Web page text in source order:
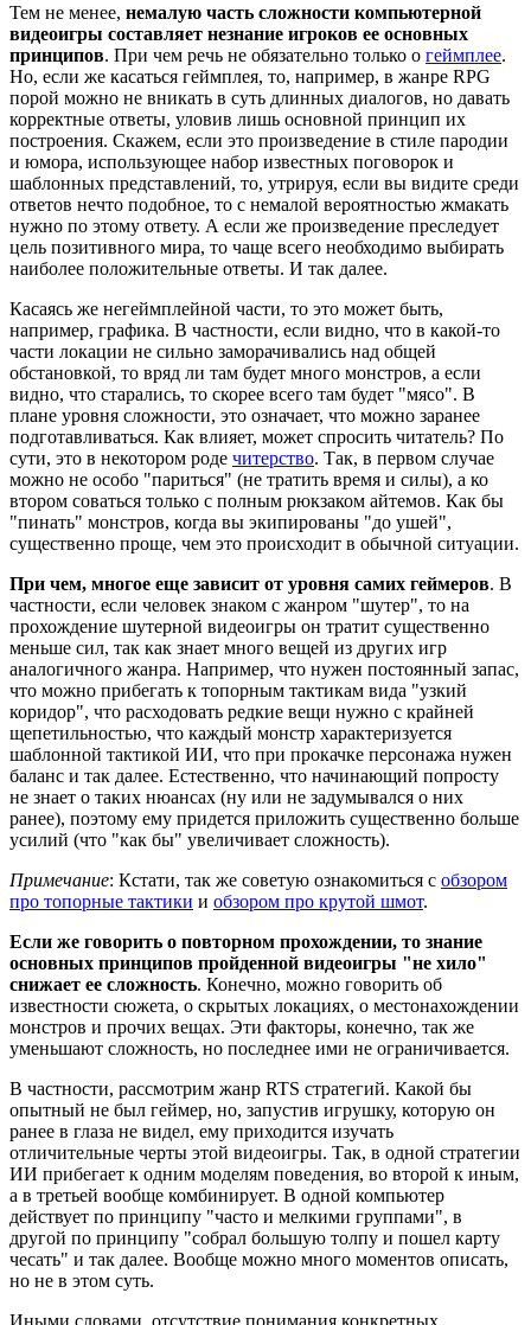
Тем не менее, немалую часть сложности компьютерной
видеоигры составляет незнание игроков ее основных
принципов. При чем речь не обязательно только о геймплее.
Но, если же касаться геймплея, то, например, в жанре RPG
порой можно не вникать в суть длинных диалогов, но давать
корректные ответы, уловив лишь основной принцип их
построения. Скажем, если это произведение в стиле пародии
и юмора, использующее набор известных поговорок и
шаблонных представлений, то, утрируя, если вы видите среди
ответов нечто подобное, то с немалой вероятностью жмакать
нужно по этому ответу. А если же произведение преследует
цель позитивного мира, то чаще всего необходимо выбирать
наиболее положительные ответы. И так далее.
Касаясь же негеймплейной части, то это может быть,
например, графика. В частности, если видно, что в какой-то
части локации не сильно заморачивались над общей
обстановкой, то вряд ли там будет много монстров, а если
видно, что старались, то скорее всего там будет "мясо". В
плане уровня сложности, это означает, что можно заранее
подготавливаться. Как влияет, может спросить читатель? По
сути, это в некотором роде читерство. Так, в первом случае
можно не особо "париться" (не тратить время и силы), а ко
втором соваться только с полным рюкзаком айтемов. Как бы
"пинать" монстров, когда вы экипированы "до ушей",
существенно проще, чем это происходит в обычной ситуации.
При чем, многое еще зависит от уровня самих геймеров. В
частности, если человек знаком с жанром "шутер", то на
прохождение шутерной видеоигры он тратит существенно
меньше сил, так как знает много вещей из других игр
аналогичного жанра. Например, что нужен постоянный запас,
что можно прибегать к топорным тактикам вида "узкий
коридор", что расходовать редкие вещи нужно с крайней
щепетильностью, что каждый монстр характеризуется
шаблонной тактикой ИИ, что при прокачке персонажа нужен
баланс и так далее. Естественно, что начинающий попросту
не знает о таких нюансах (ну или не задумывался о них
ранее), поэтому ему придется приложить существенно больше
усилий (что "как бы" увеличивает сложность).
Примечание: Кстати, так же советую ознакомиться с обзором
про топорные тактики и обзором про крутой шмот.
Если же говорить о повторном прохождении, то знание
основных принципов пройденной видеоигры "не хило"
снижает ее сложность. Конечно, можно говорить об
известности сюжета, о скрытых локациях, о местонахождении
монстров и прочих вещах. Эти факторы, конечно, так же
уменьшают сложность, но последнее ими не ограничивается.
В частности, рассмотрим жанр RTS стратегий. Какой бы
опытный не был геймер, но, запустив игрушку, которую он
ранее в глаза не видел, ему приходится изучать
отличительные черты этой видеоигры. Так, в одной стратегии
ИИ прибегает к одним моделям поведения, во второй к иным,
а в третьей вообще комбинирует. В одной компьютер
действует по принципу "часто и мелкими группами", в
другой по принципу "собрал большую толпу и пошел карту
чесать" и так далее. Вообще можно много моментов описать,
но не в этом суть.
Иными словами, отсутствие понимания конкретных